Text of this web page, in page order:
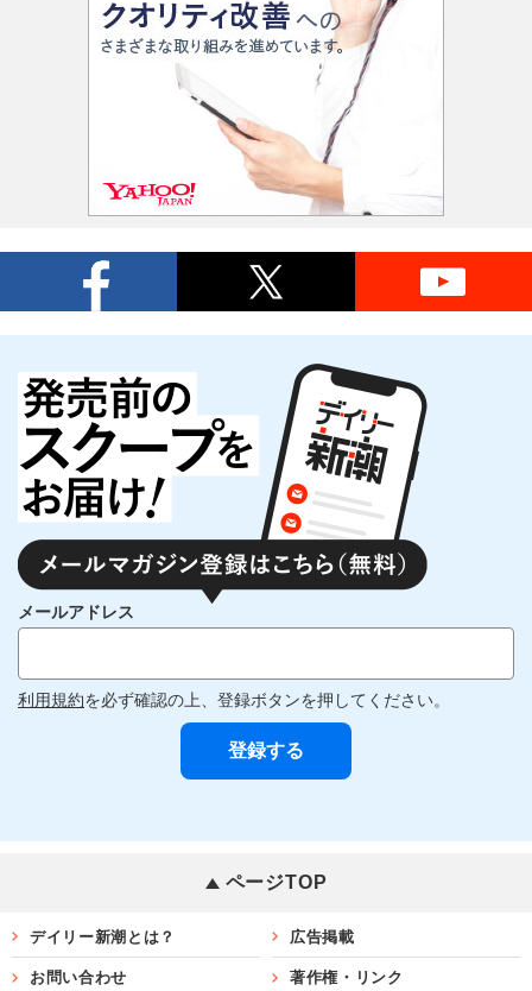
メールアドレス
利用規約を必ず確認の上、登録ボタンを押してください。
ページTOP
デイリー新潮とは？ 広告掲載
お問い合わせ 著作権・リンク